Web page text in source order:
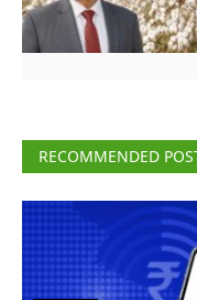
RECOMMENDED